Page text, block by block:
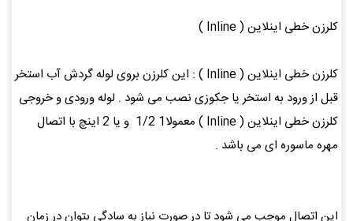
کلرزن خطی اینلاین ( Inline )
کلرزن خطی اینلاین ( Inline ) : این کلرزن بروی لوله گردش آب استخر
قبل از ورود به استخر یا جکوزی نصب می شود . لوله ورودی و خروجی
کلرزن خطی اینلاین ( Inline ) معمولا1 1/2 و یا 2 اینچ با اتصال
مهره ماسوره ای می باشد .
این اتصال موجب می شود تا در صورت نیاز به سادگی بتوان در زمان